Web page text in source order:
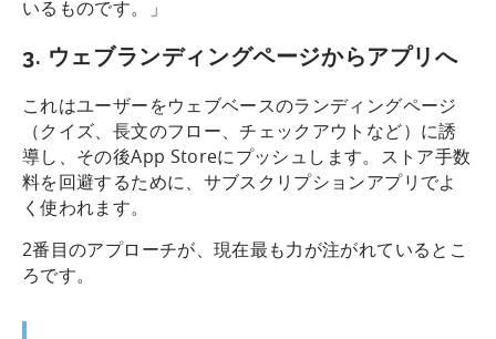
いるものです。」
3. ウェブランディングページからアプリへ
これはユーザーをウェブベースのランディングページ
（クイズ、長文のフロー、チェックアウトなど）に誘
導し、その後App Storeにプッシュします。ストア手数
料を回避するために、サブスクリプションアプリでよ
く使われます。
2番目のアプローチが、現在最も力が注がれているとこ
ろです。